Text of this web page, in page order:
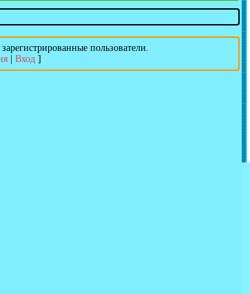
пользователи.
| Вход]